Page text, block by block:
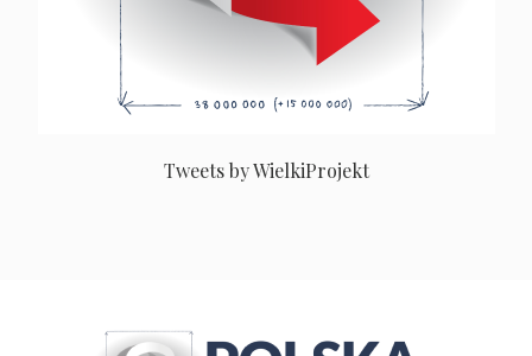
Tweets by WielkiProjekt